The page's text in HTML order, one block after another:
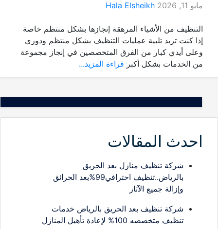
مايو 11, 2026 Hala Elsheikh
التنظيف من الأشياء المرهقة إنجازها بشكل منتظم خاصة
إذا كنت تريد تلبية عمليات التنظيف بشكل منتظم ودوري
وعلى أيدي كبار من الفرق المتخصصين في إنجاز مجموعة
من الخدمات بشكل أكبر قراءة المزيد...
احدث المقالات
شركة تنظيف منازل بعد الحريق
بالرياض..تنظيف احترافي99%بعد الحرائق
وإزالة جميع الآثار
شركة تنظيف بعد الحريق بالرياض خدمات
تنظيف متخصصه 100% لإعادة تأهيل المنازل